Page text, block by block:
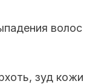
волос
зуд кожи